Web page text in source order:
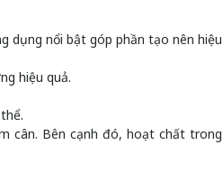
dụng nổi bật góp phần tạo nên hiệu
hiệu quả.
cân. Bên cạnh đó, hoạt chất trong